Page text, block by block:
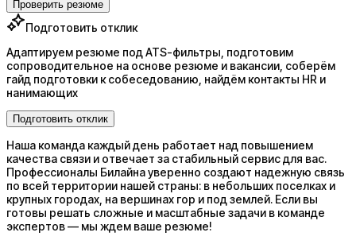
Проверить резюме
Подготовить отклик
Адаптируем резюме под ATS-фильтры, подготовим
сопроводительное на основе резюме и вакансии, соберём
гайд подготовки к собеседованию, найдём контакты HR и
нанимающих
Подготовить отклик
Наша команда каждый день работает над повышением
качества связи и отвечает за стабильный сервис для вас.
Профессионалы Билайна уверенно создают надежную связь
по всей территории нашей страны: в небольших поселках и
крупных городах, на вершинах гор и под землей. Если вы
готовы решать сложные и масштабные задачи в команде
экспертов — мы ждем ваше резюме!